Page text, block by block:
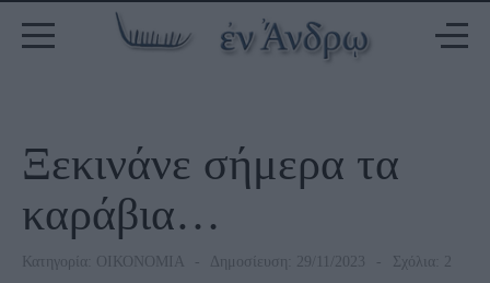
Ξεκινάνε σήμερα τα
καράβια…
Κατηγορία: ΟΙΚΟΝΟΜΙΑ Δημοσίευση: 29/11/2023 Σχόλια: 2